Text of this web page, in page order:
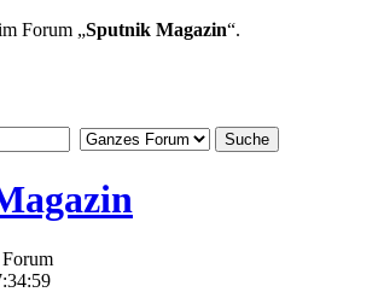
Forum „Sputnik Magazin“.